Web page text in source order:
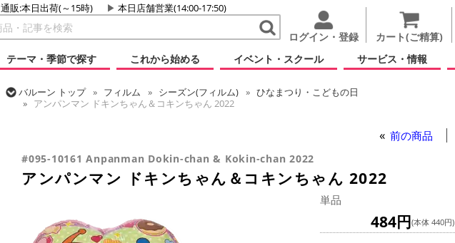
通販:本日出荷(～15時) 本日店舗営業(14:00-17:50)
ログイン・登録 カート(ご精算)
テーマ・季節で探す
これから始める イベント・スクール サービス・情報
バルーン トップ フィルム シーズン(フィルム)
ひなまつり・こどもの日
アンパンマン ドキンちゃん＆コキンちゃん 2022
前の商品
#095-10161 Anpanman Dokin-chan & Kokin-chan 2022
アンパンマン ドキンちゃん＆コキンちゃん 2022
単品
484円(本体 440円)